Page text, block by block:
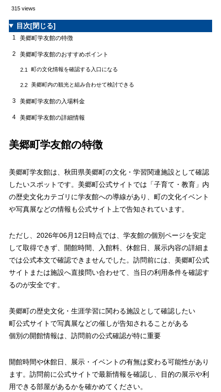
315 views
目次[閉じる]
1 美郷町学友館の特徴
2 美郷町学友館のおすすめポイント
2.1 町の文化情報を確認する入口になる
2.2 美郷町内の観光と組み合わせて検討できる
3 美郷町学友館の入場料金
4 美郷町学友館の詳細情報
美郷町学友館の特徴
美郷町学友館は、秋田県美郷町の文化・学習関連施設として確認
したいスポットです。美郷町公式サイトでは「子育て・教育」内
の歴史文化カテゴリに学友館への導線があり、町の文化イベント
や写真展などの情報も公式サイト上で告知されています。
ただし、2026年06月12日時点では、学友館の個別ページを安定
して取得できず、開館時間、入館料、休館日、展示内容の詳細ま
では公式本文で確認できませんでした。訪問前には、美郷町公式
サイトまたは施設へ直接問い合わせて、当日の利用条件を確認す
るのが安全です。
美郷町の歴史文化・生涯学習に関わる施設として確認したい
町公式サイトで写真展などの催しが告知されることがある
個別の開館情報は、訪問前の公式確認が特に重要
開館時間や休館日、展示・イベントの有無は変わる可能性があり
ます。訪問前に公式サイトで最新情報を確認し、目的の展示や利
用できる部屋があるかを確かめてください。